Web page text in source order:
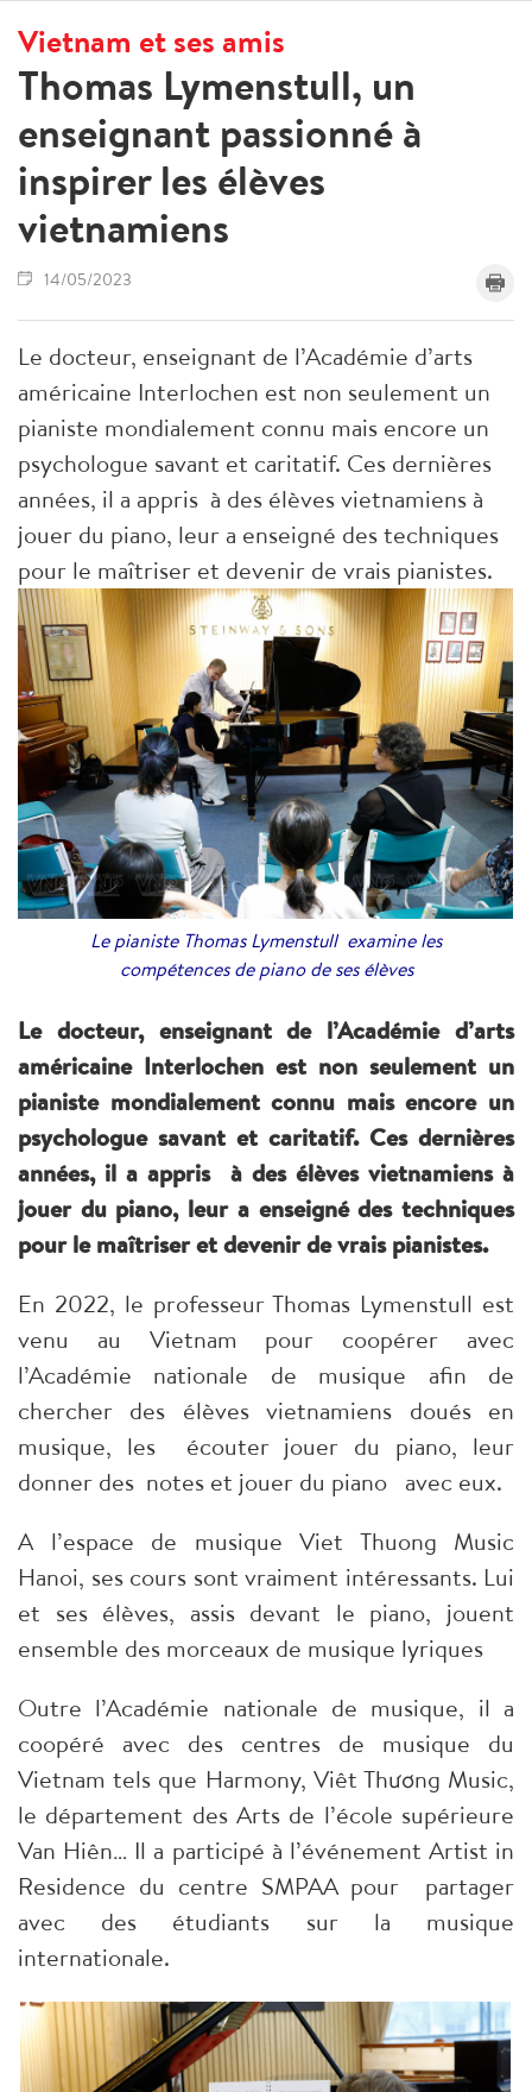
Vietnam et ses amis
Thomas Lymenstull, un
enseignant passionné à
inspirer les élèves
vietnamiens
14/05/2023
Le docteur, enseignant de l’Académie d’arts
américaine Interlochen est non seulement un
pianiste mondialement connu mais encore un
psychologue savant et caritatif. Ces dernières
années, il a appris à des élèves vietnamiens à
jouer du piano, leur a enseigné des techniques
pour le maîtriser et devenir de vrais pianistes.
Le pianiste Thomas Lymenstull examine les
compétences de piano de ses élèves
Le docteur, enseignant de l’Académie d’arts
américaine Interlochen est non seulement un
pianiste mondialement connu mais encore un
psychologue savant et caritatif. Ces dernières
années, il a appris à des élèves vietnamiens à
jouer du piano, leur a enseigné des techniques
pour le maîtriser et devenir de vrais pianistes.
En 2022, le professeur Thomas Lymenstull est
venu au Vietnam pour coopérer avec
l’Académie nationale de musique afin de
chercher des élèves vietnamiens doués en
musique, les écouter jouer du piano, leur
donner des notes et jouer du piano avec eux.
A l’espace de musique Viet Thuong Music
Hanoi, ses cours sont vraiment intéressants. Lui
et ses élèves, assis devant le piano, jouent
ensemble des morceaux de musique lyriques
Outre l’Académie nationale de musique, il a
coopéré avec des centres de musique du
Vietnam tels que Harmony, Viêt Thương Music,
le département des Arts de l’école supérieure
Van Hiên… Il a participé à l’événement Artist in
Residence du centre SMPAA pour partager
avec des étudiants sur la musique
internationale.